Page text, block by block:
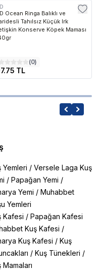
Ocean Ringa Balıklı ve
Tahılsız Küçük Irk
Konserve Köpek Maması
(0)
TL
Yemleri / Versele Laga Kuş
/ Papağan Yemi /
Yemi / Muhabbet
Yemleri
Kafesi / Papağan Kafesi
Kuş Kafesi /
Kuş Kafesi / Kuş
/ Kuş Tünekleri /
Mamaları